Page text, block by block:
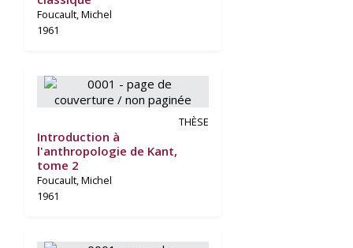
Foucault, Michel
1961
THÈSE
Introduction à
l'anthropologie de Kant,
tome 2
Foucault, Michel
1961